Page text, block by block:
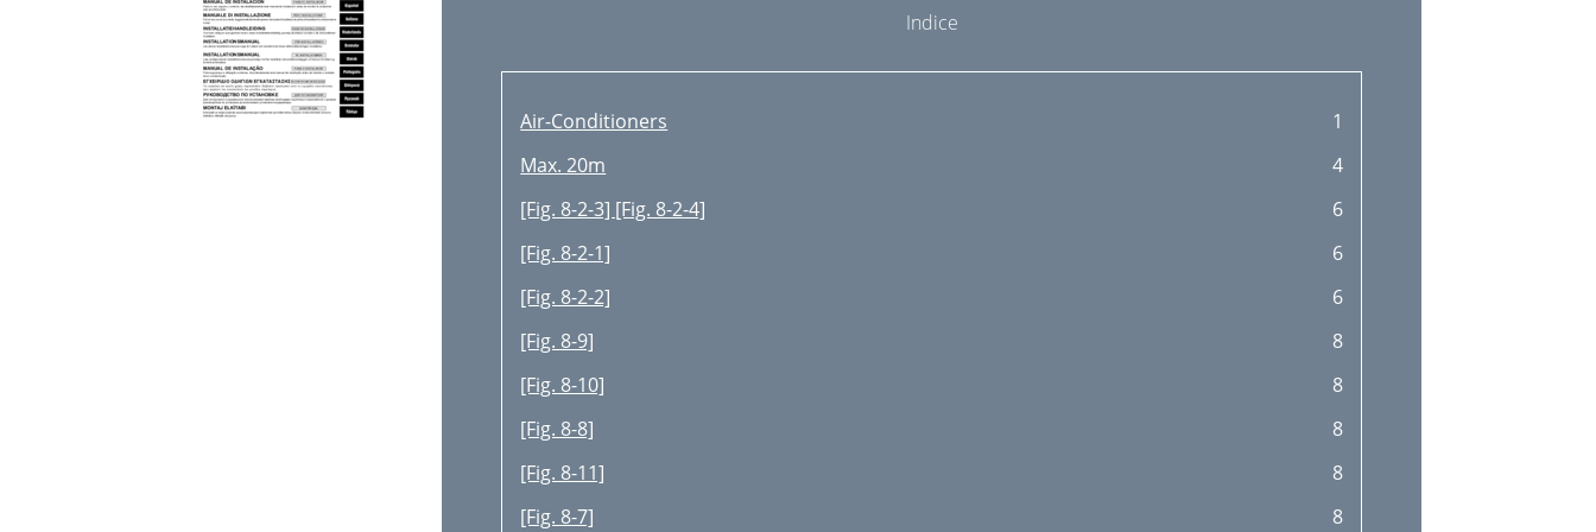
Indice
Air-Conditioners
1
Max. 20m
4
[Fig. 8-2-3] [Fig. 8-2-4]
6
[Fig. 8-2-1]
6
[Fig. 8-2-2]
6
[Fig. 8-9]
8
[Fig. 8-10]
8
[Fig. 8-8]
8
[Fig. 8-11]
8
[Fig. 8-7]
8